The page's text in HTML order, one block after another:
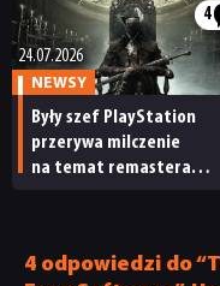
4
24.07.2026
NEWSY
Były szef PlayStation
przerywa milczenie
na temat remastera
4 odpowiedzi do